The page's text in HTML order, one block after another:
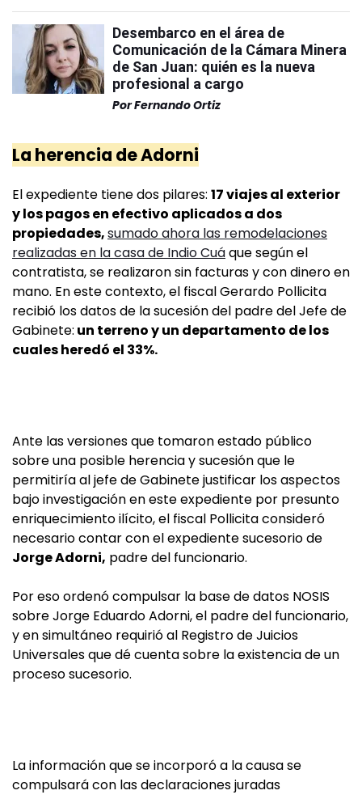
Desembarco en el área de
Comunicación de la Cámara Minera
de San Juan: quién es la nueva
profesional a cargo
PorFernando Ortiz
La herencia de Adorni
El expediente tiene dos pilares: 17 viajes al exterior
y los pagos en efectivo aplicados a dos
propiedades,sumado ahora las remodelaciones
realizadas en la casa de Indio Cuáque según el
contratista, se realizaron sin facturas y con dinero en
mano. En este contexto, el fiscal Gerardo Pollicita
recibió los datos de la sucesión del padre del Jefe de
Gabinete: un terreno y un departamento de los
cuales heredó el 33%.
Ante las versiones que tomaron estado público
sobre una posible herencia y sucesión que le
permitiría al jefe de Gabinete justificar los aspectos
bajo investigación en este expediente por presunto
enriquecimiento ilícito, el fiscal Pollicita consideró
necesario contar con el expediente sucesorio de
Jorge Adorni, padre del funcionario.
Por eso ordenó compulsar la base de datos NOSIS
sobre Jorge Eduardo Adorni, el padre del funcionario,
y en simultáneo requirió al Registro de Juicios
Universales que dé cuenta sobre la existencia de un
proceso sucesorio.
La información que se incorporó a la causa se
compulsará con las declaraciones juradas